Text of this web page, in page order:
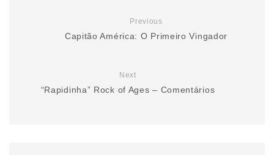
Previous
Capitão América: O Primeiro Vingador
Next
“Rapidinha” Rock of Ages – Comentários